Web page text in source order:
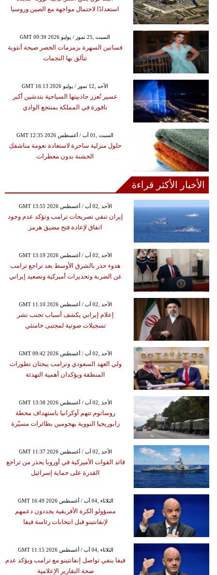
استعدادًا لاحتمال مواجهة مع الصين وروسيا
GMT 09:39 2026 السبت ,25 تموز / يوليو
فساتين السهرة بزمزمات الخصر صيحة أنثوية
تتألق بها النجمات
GMT 16:13 2026 الأحد ,12 تموز / يوليو
عسير تُعزز جاذبيتها السياحية بتدشين أكبر
نافورة في المملكة بمنتجع الوادي
GMT 12:35 2026 السبت ,01 آب / أغسطس
حلول منزلية ساحرة لاستعادة نعومة مناشفكِ
الخشنة بدون معطرات
الأخبار الأكثر قراءة
GMT 13:55 2026 الأحد ,02 آب / أغسطس
إيران تنفي تصريحات ترامب وتؤكد عدم وجود
اتفاق لإعادة فتح مضيق هرمز
GMT 13:19 2026 الأحد ,02 آب / أغسطس
هدوء حذر بالشرق الأوسط بعد تراجع ترامب
عن الضربة وتحذيرات أميركية وتصعيد إيراني
GMT 11:10 2026 الأحد ,02 آب / أغسطس
إعلام إيراني يكشف أسباب تجنب نشر
تسجيلات صوتية لمجتبى خامنئي
GMT 09:42 2026 الأحد ,02 آب / أغسطس
ولي العهد السعودي وترامب يبحثان تطورات
المنطقة ويؤكدان أهمية التهدئة
GMT 13:38 2026 الأحد ,02 آب / أغسطس
روساتوم تتهم أوكرانيا باستهداف محطة
زابوريجيا النووية بهجومين بطائرات مسيّرة
GMT 11:37 2026 الأحد ,02 آب / أغسطس
قائد القوات الأميركية في أوروبا يحذر من تراجع
القدرة على حماية إسرائيل
GMT 16:49 2026 الثلاثاء ,04 آب / أغسطس
مسؤولو الكرة الأفريقية يجددون دعمهم
لإنفانتينو قبل انتخابات رئاسة فيفا
GMT 11:15 2026 الثلاثاء ,04 آب / أغسطس
فيفا ينفي تواصل إنفانتينو مع ترامب ويؤكد عدم
صحة التقارير الإعلامية